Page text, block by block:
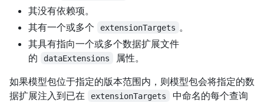
其没有依赖项。
其有一个或多个
extensionTargets 。
其具有指向一个或多个数据扩展文件
的
dataExtensions
属性。
如果模型包位于指定的版本范围内，则模型包会将指定的数
据扩展注入到已在
extensionTargets
中命名的每个查询